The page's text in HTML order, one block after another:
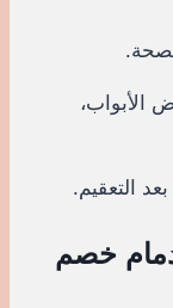
الأبواب،
التعقيم.
خصم